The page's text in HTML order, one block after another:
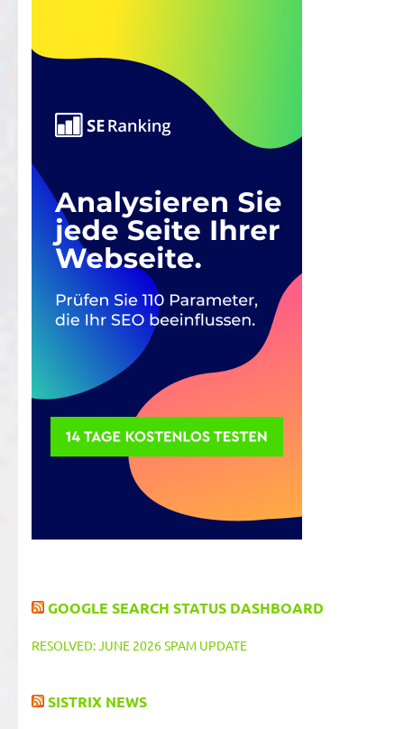
GOOGLE SEARCH STATUS DASHBOARD
RESOLVED: JUNE 2026 SPAM UPDATE
SISTRIX NEWS